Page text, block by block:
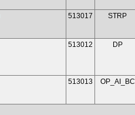
513017 STRP
513012 DP
513013 OP_AI_BC